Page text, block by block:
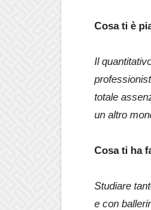
Cosa ti è
Il
totale
un altro
Cosa ti ha
Studiare
e con